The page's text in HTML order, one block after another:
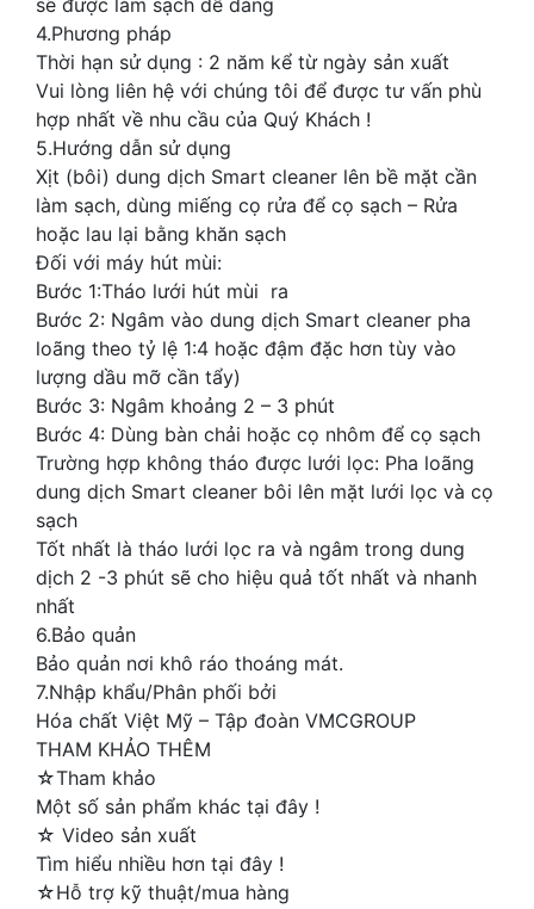
sẽ được làm sạch dễ dàng
4.Phương pháp
Thời hạn sử dụng : 2 năm kể từ ngày sản xuất
Vui lòng liên hệ với chúng tôi để được tư vấn phù
hợp nhất về nhu cầu của Quý Khách !
5.Hướng dẫn sử dụng
Xịt (bôi) dung dịch Smart cleaner lên bề mặt cần
làm sạch, dùng miếng cọ rửa để cọ sạch – Rửa
hoặc lau lại bằng khăn sạch
Đối với máy hút mùi:
Bước 1:Tháo lưới hút mùi ra
Bước 2: Ngâm vào dung dịch Smart cleaner pha
loãng theo tỷ lệ 1:4 hoặc đậm đặc hơn tùy vào
lượng dầu mỡ cần tẩy)
Bước 3: Ngâm khoảng 2 – 3 phút
Bước 4: Dùng bàn chải hoặc cọ nhôm để cọ sạch
Trường hợp không tháo được lưới lọc: Pha loãng
dung dịch Smart cleaner bôi lên mặt lưới lọc và cọ
sạch
Tốt nhất là tháo lưới lọc ra và ngâm trong dung
dịch 2 -3 phút sẽ cho hiệu quả tốt nhất và nhanh
nhất
6.Bảo quản
Bảo quản nơi khô ráo thoáng mát.
7.Nhập khẩu/Phân phối bởi
Hóa chất Việt Mỹ – Tập đoàn VMCGROUP
THAM KHẢO THÊM
☆Tham khảo
Một số sản phẩm khác tại đây !
☆ Video sản xuất
Tìm hiểu nhiều hơn tại đây !
☆Hỗ trợ kỹ thuật/mua hàng